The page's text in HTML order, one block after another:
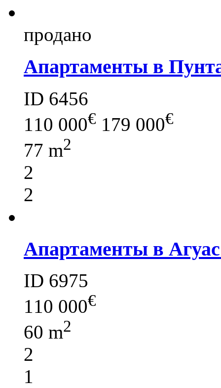
продано
Апартаменты в
ID 6456
110 000€ 179 000€
77 m2
2
2
Апартаменты в
ID 6975
110 000€
60 m2
2
1